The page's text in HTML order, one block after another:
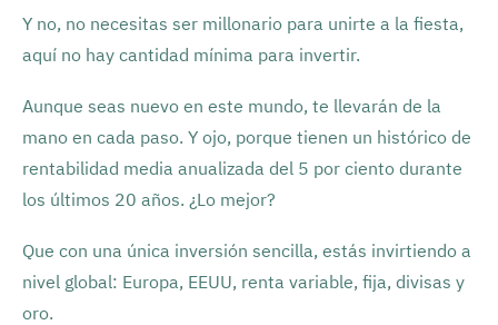
Y no, no necesitas ser millonario para unirte a la fiesta,
aquí no hay cantidad mínima para invertir.
Aunque seas nuevo en este mundo, te llevarán de la
mano en cada paso. Y ojo, porque tienen un histórico de
rentabilidad media anualizada del 5 por ciento durante
los últimos 20 años. ¿Lo mejor?
Que con una única inversión sencilla, estás invirtiendo a
nivel global: Europa, EEUU, renta variable, fija, divisas y
oro.